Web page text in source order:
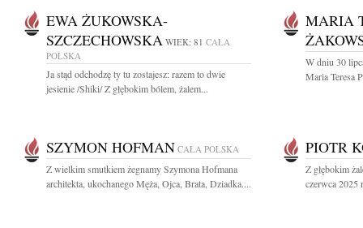
EWA ŻUKOWSKA-
SZCZECHOWSKA WIEK: 81 CAŁA
POLSKA
Ja stąd odchodzę ty tu zostajesz: razem to dwie
jesienie /Shiki/ Z głębokim bólem, żalem...
MARIA
W dniu 30
Maria Teresa
SZYMON HOFMAN CAŁA POLSKA
Z wielkim smutkiem żegnamy Szymona Hofmana
architekta, ukochanego Męża, Ojca, Brata, Dziadka....
PIOTR
Z głębokim
czerwca 2025